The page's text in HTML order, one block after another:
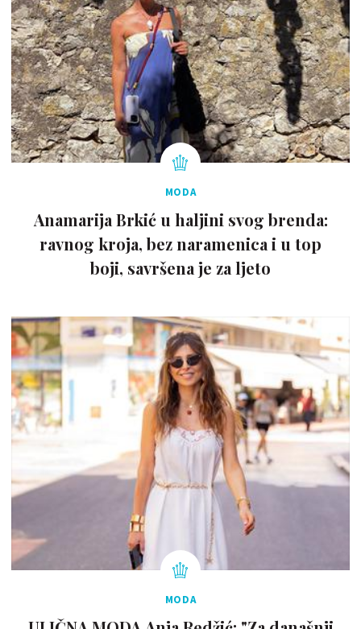
MODA
Anamarija Brkić u haljini svog brenda:
ravnog kroja, bez naramenica i u top
boji, savršena je za ljeto
MODA